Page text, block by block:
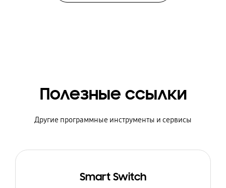
Полезные ссылки
Другие программные инструменты и сервисы
Smart Switch